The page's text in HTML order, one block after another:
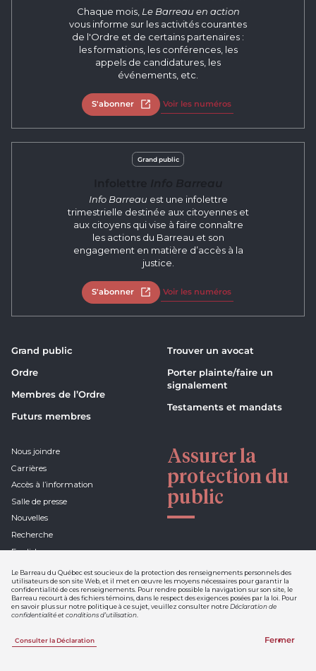
Le Barreau du Québec est soucieux de la protection des renseignements personnels des
utilisateurs de son site Web, et il met en œuvre les moyens nécessaires pour garantir la
confidentialité de ces renseignements. Pour rendre possible la navigation sur son site, le
Barreau recourt à des fichiers témoins, dans le respect des exigences posées par la loi. Pour
en savoir plus sur notre politique à ce sujet, veuillez consulter notreDéclaration de
confidentialité et conditions d’utilisation
Consulter la Déclaration Fermer
Chaque mois, Le Barreau en action
vous informe sur les activités courantes
de l'Ordre et de certains partenaires :
les formations, les conférences, les
appels de candidatures, les
événements, etc.
S'abonner Ouvrir dans un nouvel onglet
Voir les numéros
Grand public
Info Barreau est une infolettre
trimestrielle destinée aux citoyennes et
aux citoyens qui vise à faire connaître
les actions du Barreau et son
engagement en matière d’accès à la
justice.
S'abonner Ouvrir dans un nouvel onglet
Voir les numéros
Grand public
Ordre
Membres de l’Ordre
Futurs membres
Trouver un avocat
Porter plainte/faire un
signalement
Testaments et mandats
Nous joindre
Carrières
Accès à l’information
Salle de presse
Nouvelles
Recherche
English
Assurer la
protection du
public
Déclaration de confidentialité et
conditions d'utilisation